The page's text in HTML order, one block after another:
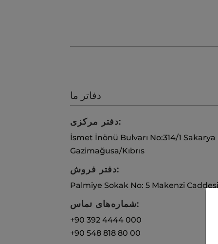
دفاتر ما
دفتر مرکزی:
İsmet İnönü Bulvarı No:314/1
Gazimağusa/Kıbrıs
دفتر فروش:
Palmiye Sokak No: 5 Makenzi
شماره‌های تماس:
+90 392 4444 000
+90 548 818 80 00